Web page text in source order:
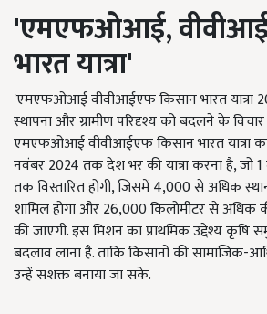
'एमएफओआई,
भारत यात्रा'
'एमएफओआई वीवीआईएफ किसान भारत यात्रा
स्थापना और ग्रामीण परिदृश्य को बदलने के
एमएफओआई वीवीआईएफ किसान भारत यात्रा
नवंबर 2024 तक देश भर की यात्रा करना है, जो
तक विस्तारित होगी, जिसमें 4,000 से अधिक
शामिल होगा और 26,000 किलोमीटर से अधिक
की जाएगी. इस मिशन का प्राथमिक उद्देश्य कृषि
बदलाव लाना है. ताकि किसानों की सामाजिक-
उन्हें सशक्त बनाया जा सके.